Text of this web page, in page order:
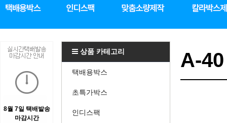
8월 7일 택배발송
마감시간
상품 카테고리
택배용박스
초특가박스
인디스팩
A-